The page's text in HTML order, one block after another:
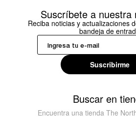
Suscríbete a nuestra
Reciba noticias y actualizaciones
bandeja de
Suscribirme
Buscar en
Encuentra una tienda The